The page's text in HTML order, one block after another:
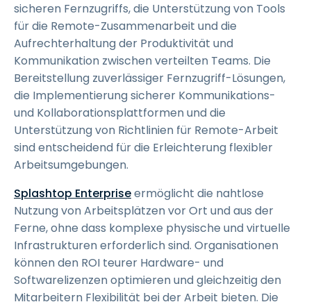
sicheren Fernzugriffs, die Unterstützung von Tools
für die Remote-Zusammenarbeit und die
Aufrechterhaltung der Produktivität und
Kommunikation zwischen verteilten Teams. Die
Bereitstellung zuverlässiger Fernzugriff-Lösungen,
die Implementierung sicherer Kommunikations-
und Kollaborationsplattformen und die
Unterstützung von Richtlinien für Remote-Arbeit
sind entscheidend für die Erleichterung flexibler
Arbeitsumgebungen.
Splashtop Enterpriseermöglicht die nahtlose
Nutzung von Arbeitsplätzen vor Ort und aus der
Ferne, ohne dass komplexe physische und virtuelle
Infrastrukturen erforderlich sind. Organisationen
können den ROI teurer Hardware- und
Softwarelizenzen optimieren und gleichzeitig den
Mitarbeitern Flexibilität bei der Arbeit bieten. Die